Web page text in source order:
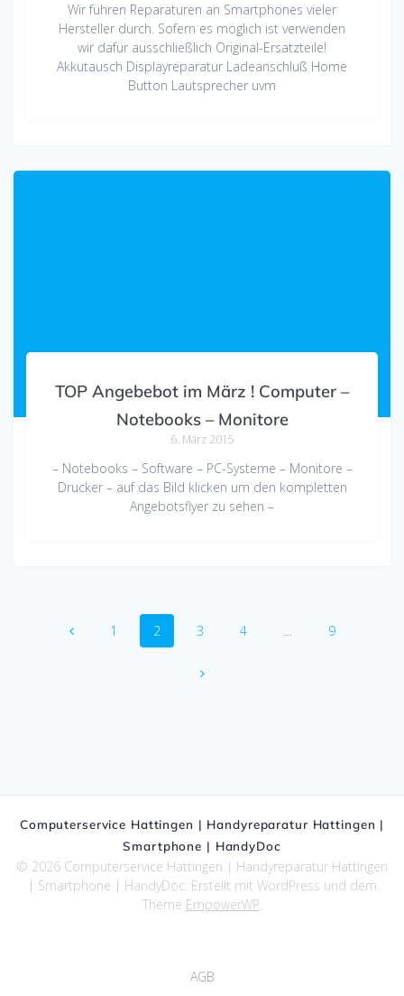
Wir führen Reparaturen an Smartphones vieler
Hersteller durch. Sofern es möglich ist verwenden
wir dafür ausschließlich Original-Ersatzteile!
Akkutausch Displayreparatur Ladeanschluß Home
Button Lautsprecher uvm
TOP Angebebot im März ! Computer –
Notebooks – Monitore
6. März 2015
– Notebooks – Software – PC-Systeme – Monitore –
Drucker – auf das Bild klicken um den kompletten
Angebotsflyer zu sehen –
Beitragsnavigation
Seite
1 Seite
2 Seite
3 Seite
4 … Seite
9
Computerservice Hattingen | Handyreparatur Hattingen |
Smartphone | HandyDoc
© 2026 Computerservice Hattingen | Handyreparatur Hattingen
| Smartphone | HandyDoc. Erstellt mit WordPress und dem
Theme EmpowerWP.
AGB